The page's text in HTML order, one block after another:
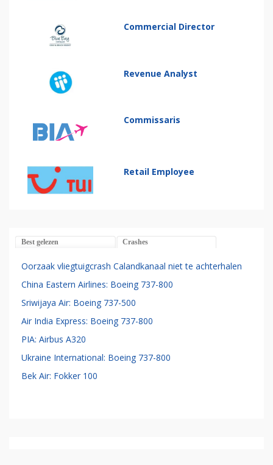
Commercial Director
Revenue Analyst
Commissaris
Retail Employee
Best gelezen Crashes
Oorzaak vliegtuigcrash Calandkanaal niet te achterhalen
China Eastern Airlines: Boeing 737-800
Sriwijaya Air: Boeing 737-500
Air India Express: Boeing 737-800
PIA: Airbus A320
Ukraine International: Boeing 737-800
Bek Air: Fokker 100